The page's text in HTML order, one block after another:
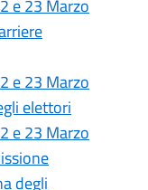
e 23 Marzo
e 23 Marzo
elettori
e 23 Marzo
degli